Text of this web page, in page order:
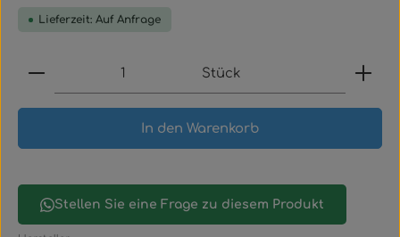
Lieferzeit: Auf Anfrage
Produkt Anzahl: Gib den gewünschten Wert
Stück
In den Warenkorb
Stellen Sie eine Frage zu diesem Produkt